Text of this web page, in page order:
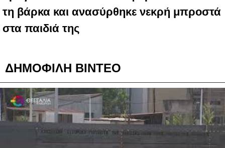
τη βάρκα και ανασύρθηκε νεκρή μπροστά
στα παιδιά της
ΔΗΜΟΦΙΛΗ ΒΙΝΤΕΟ